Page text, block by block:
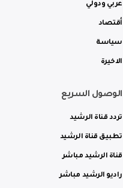
عربي ودولي
أقتصاد
سياسة
الاخيرة
الوصول السريع
تردد قناة الرشيد
تطبيق قناة الرشيد
قناة الرشيد مباشر
راديو الرشيد مباشر